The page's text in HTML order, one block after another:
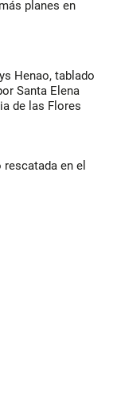
planes en
Henao, tablado
Santa Elena
de las Flores
en el